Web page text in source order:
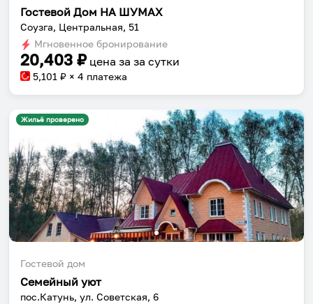
Гостевой Дом НА ШУМАХ
Соузга, Центральная, 51
Мгновенное бронирование
20,403 ₽ цена за за сутки
5,101 ₽ × 4 платежа
Жильё проверено
Гостевой дом
Семейный уют
пос.Катунь, ул. Советская, 6